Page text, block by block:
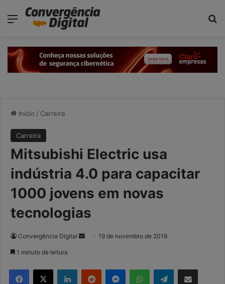
Menu
Início / Carreira
Carreira
Mitsubishi Electric usa
indústria 4.0 para capacitar
1000 jovens em novas
tecnologias
Convergência Digital
d
19 de novembro de 2019
1 minuto de leitura
Telegram